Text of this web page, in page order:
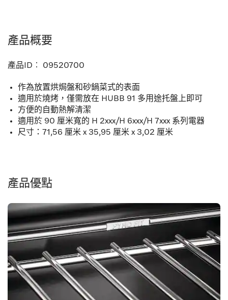
產品概要
產品ID︰ 09520700
作為放置烘焗盤和砂鍋菜式的表面
適用於燒烤，僅需放在 HUBB 91 多用途托盤上即可
方便的自動熱解清潔
適用於 90 厘米寬的 H 2xxx/H 6xxx/H 7xxx 系列電器
尺寸：71,56 厘米 x 35,95 厘米 x 3,02 厘米
產品優點